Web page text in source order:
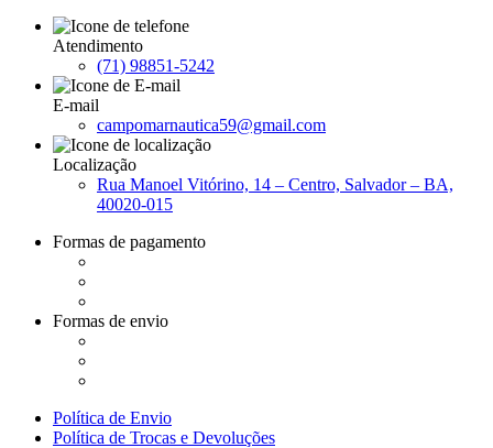
Atendimento
(71) 98851-5242
E-mail
campomarnautica59@gmail.com
Localização
Rua Manoel Vitórino, 14 – Centro, Salvador – BA,
40020-015
Formas de pagamento
Formas de envio
Política de Envio
Política de Trocas e Devoluções